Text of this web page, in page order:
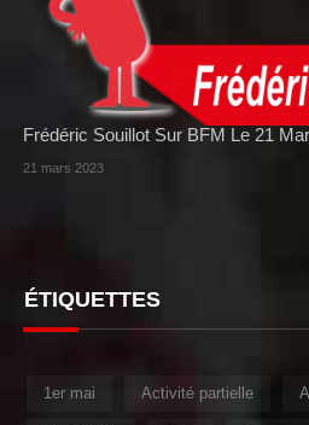
Frédéric Souillot Sur BFM Le 21
21 mars 2023
ÉTIQUETTES
1er mai Activité partielle